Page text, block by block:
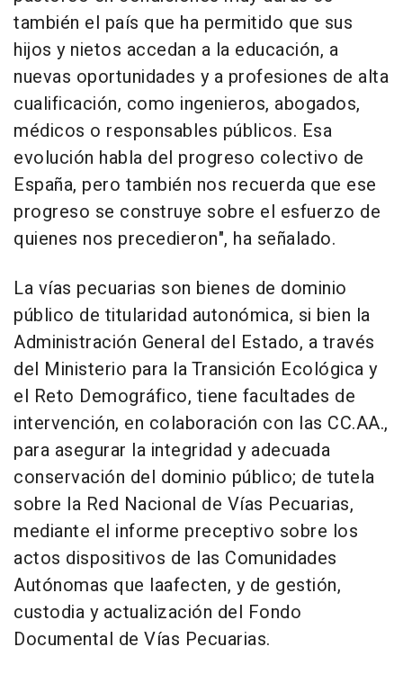
también el país que ha permitido que sus
hijos y nietos accedan a la educación, a
nuevas oportunidades y a profesiones de alta
cualificación, como ingenieros, abogados,
médicos o responsables públicos. Esa
evolución habla del progreso colectivo de
España, pero también nos recuerda que ese
progreso se construye sobre el esfuerzo de
quienes nos precedieron", ha señalado.
La vías pecuarias son bienes de dominio
público de titularidad autonómica, si bien la
Administración General del Estado, a través
del Ministerio para la Transición Ecológica y
el Reto Demográfico, tiene facultades de
intervención, en colaboración con las CC.AA.,
para asegurar la integridad y adecuada
conservación del dominio público; de tutela
sobre la Red Nacional de Vías Pecuarias,
mediante el informe preceptivo sobre los
actos dispositivos de las Comunidades
Autónomas que laafecten, y de gestión,
custodia y actualización del Fondo
Documental de Vías Pecuarias.